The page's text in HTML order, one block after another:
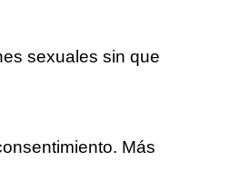
sexuales sin que
Más